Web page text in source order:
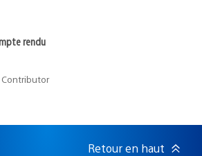
rendu
Retour en haut